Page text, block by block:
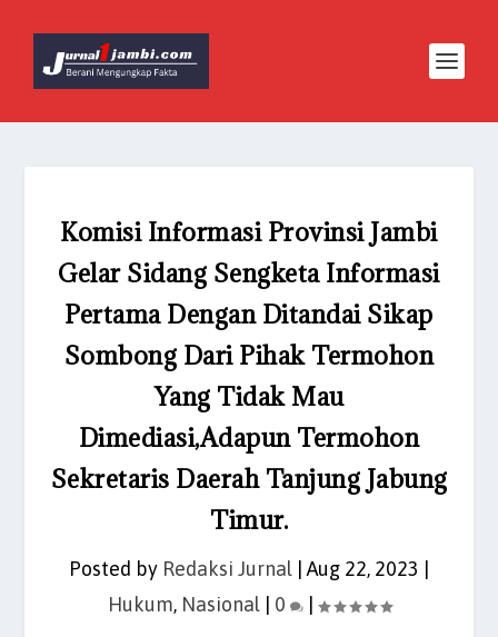
Komisi Informasi Provinsi Jambi
Gelar Sidang Sengketa Informasi
Pertama Dengan Ditandai Sikap
Sombong Dari Pihak Termohon
Yang Tidak Mau
Dimediasi,Adapun Termohon
Sekretaris Daerah Tanjung Jabung
Timur.
Posted by Redaksi Jurnal Aug 22, 2023
Hukum, Nasional| 0 |